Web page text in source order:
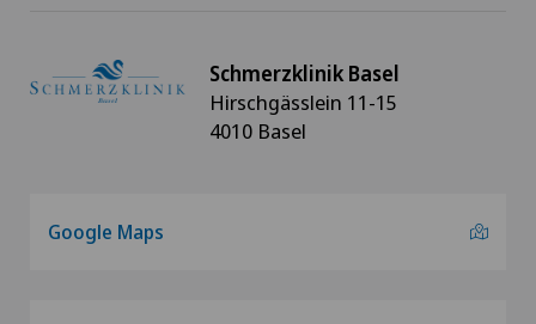
Schmerzklinik Basel
Hirschgässlein 11-15
4010 Basel
Google Maps